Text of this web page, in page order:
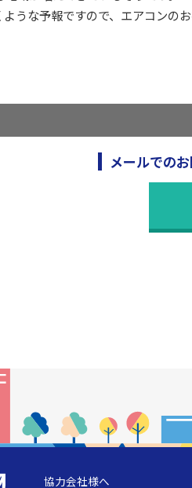
うな予報ですので、エアコンの
メールでの
協力会社様へ